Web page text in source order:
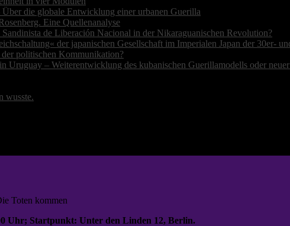
die globale Entwicklung einer urbanen Guerilla
Eine Quellenanalyse
de Liberación Nacional in der Nikaraguanischen Revolution?
der japanischen Gesellschaft im Imperialen Japan der 30er-
politischen Kommunikation?
Uruguay – Weiterentwicklung des kubanischen Guerillamodells oder
wusste.
Toten kommen
Uhr; Startpunkt: Unter den Linden 12, Berlin.